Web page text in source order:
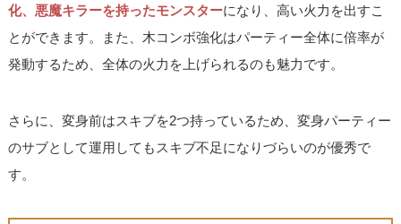
化、悪魔キラーを持ったモンスターになり、高い火力を出すこ
とができます。また、木コンボ強化はパーティー全体に倍率が
発動するため、全体の火力を上げられるのも魅力です。
さらに、変身前はスキブを2つ持っているため、変身パーティー
のサブとして運用してもスキブ不足になりづらいのが優秀で
す。